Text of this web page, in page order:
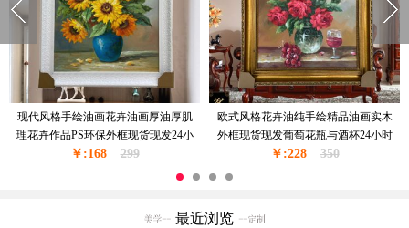
纯手绘玫瑰花印象花卉油画卧室挂画
PS环保外框24小时之内发货
￥:168 299
纯手绘精品花卉油画餐厅挂画PS外框
24小时之内发货
￥:168 299
最近浏览